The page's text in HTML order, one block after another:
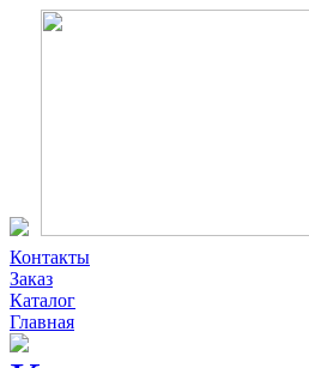
Контакты
Заказ
Каталог
Главная